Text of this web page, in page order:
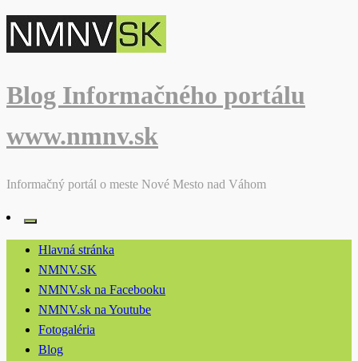
Blog Informačného portálu
www.nmnv.sk
Informačný portál o meste Nové Mesto nad Váhom
Hlavná stránka
NMNV.SK
NMNV.sk na Facebooku
NMNV.sk na Youtube
Fotogaléria
Blog